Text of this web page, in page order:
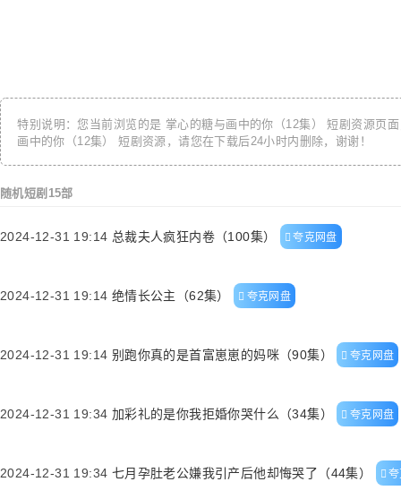
特别说明：您当前浏览的是 掌心的糖与画中的你（12集）
短剧资源页
画中的你（12集）
短剧资源，请您在下载后24小时内删除，谢谢！
随机短剧15部
2024-12-31 19:14 总裁夫人疯狂内卷（100集） 夸克网盘
2024-12-31 19:14 绝情长公主（62集） 夸克网盘
2024-12-31 19:14 别跑你真的是首富崽崽的妈咪（90集） 夸克网盘
2024-12-31 19:34 加彩礼的是你我拒婚你哭什么（34集） 夸克网盘
2024-12-31 19:34 七月孕肚老公嫌我引产后他却悔哭了（44集）